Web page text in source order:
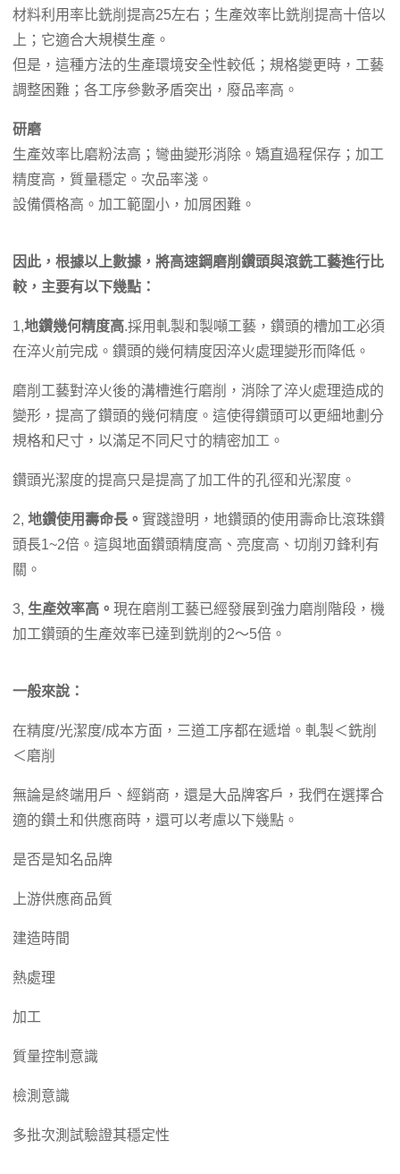
材料利用率比銑削提高25左右；生產效率比銑削提高十倍以
上；它適合大規模生產。
但是，這種方法的生產環境安全性較低；規格變更時，工藝
調整困難；各工序參數矛盾突出，廢品率高。
研磨
生產效率比磨粉法高；彎曲變形消除。矯直過程保存；加工
精度高，質量穩定。次品率淺。
設備價格高。加工範圍小，加屑困難。
因此，根據以上數據，將高速鋼磨削鑽頭與滾銑工藝進行比
較，主要有以下幾點：
1,地鑽幾何精度高.採用軋製和製噸工藝，鑽頭的槽加工必須
在淬火前完成。鑽頭的幾何精度因淬火處理變形而降低。
磨削工藝對淬火後的溝槽進行磨削，消除了淬火處理造成的
變形，提高了鑽頭的幾何精度。這使得鑽頭可以更細地劃分
規格和尺寸，以滿足不同尺寸的精密加工。
鑽頭光潔度的提高只是提高了加工件的孔徑和光潔度。
2,地鑽使用壽命長。實踐證明，地鑽頭的使用壽命比滾珠鑽
頭長1~2倍。這與地面鑽頭精度高、亮度高、切削刃鋒利有
關。
3, 生產效率高。現在磨削工藝已經發展到強力磨削階段，機
加工鑽頭的生產效率已達到銑削的2～5倍。
一般來說：
在精度/光潔度/成本方面，三道工序都在遞增。軋製＜銑削
＜磨削
無論是終端用戶、經銷商，還是大品牌客戶，我們在選擇合
適的鑽土和供應商時，還可以考慮以下幾點。
是否是知名品牌
上游供應商品質
建造時間
熱處理
加工
質量控制意識
檢測意識
多批次測試驗證其穩定性